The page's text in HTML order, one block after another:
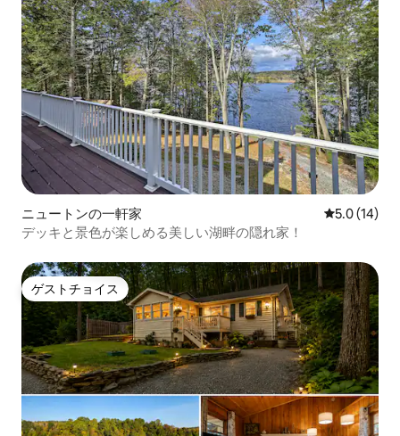
ニュートンの一軒家 レビュー14
5.0 (14)
デッキと景色が楽しめる美しい湖畔の隠れ家！
ゲストチョイス
ゲストチョイス